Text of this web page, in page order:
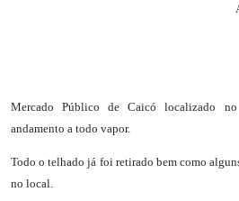
Mercado Público de Caicó localizado
andamento a todo vapor.
Todo o telhado já foi retirado bem como
no local.